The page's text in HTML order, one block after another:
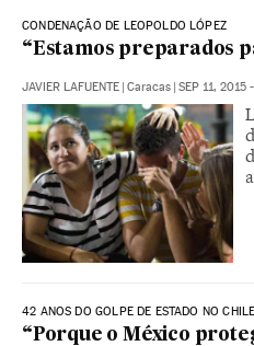
CONDENAÇÃO DE LEOPOLDO LÓPEZ
“Estamos preparados
JAVIER LAFUENTE | Caracas | SEP 11, 2015
42 ANOS DO GOLPE DE ESTADO NO CHILE
“Porque o México